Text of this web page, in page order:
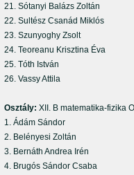
21. Sótanyi Balázs Zoltán
22. Sultész Csanád Miklós
23. Szunyoghy Zsolt
24. Teoreanu Krisztina Éva
25. Tóth István
26. Vassy Attila
Osztály: XII. B matematika-fizika
1. Ádám Sándor
2. Belényesi Zoltán
3. Bernáth Andrea Irén
4. Brugós Sándor Csaba